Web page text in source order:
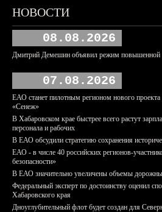
НОВОСТИ
08.08.2026
Дмитрий Демешин объявил режим повышенной
07.08.2026
ЕАО станет пилотным регионом нового проекта
«Сенеж»
В Хабаровском крае быстрее всего растут
персонала и рабочих
В ЕАО обсудили стратегию сохранения
ЕАО - в числе 40 российских регионов-
безопасности»
В ЕАО значительно увеличены объемы
Федеральный эксперт по достоинству оценил
Хабаровского края
Дноуглубительный флот будет создан для